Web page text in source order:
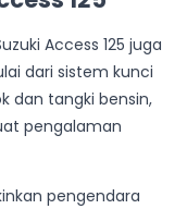
Access 125 juga
dari sistem kunci
dan tangki bensin,
pengalaman
pengendara